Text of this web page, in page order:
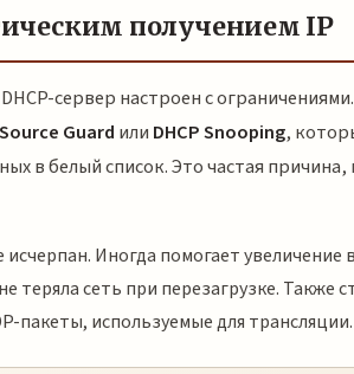
получением IP
сервер настроен с
Guard или DHCP Snooping,
в белый список. Это частая причина,
Иногда помогает увеличение
теряла сеть при перезагрузке. Также
пакеты, используемые для трансляции.